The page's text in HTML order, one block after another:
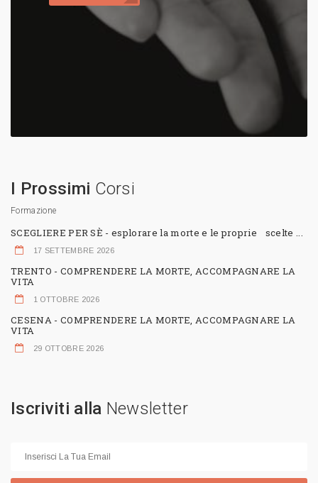
I Prossimi Corsi
Formazione
SCEGLIERE PER SÈ - esplorare la morte e le proprie scelte ...
17 SETTEMBRE 2026
TRENTO - COMPRENDERE LA MORTE, ACCOMPAGNARE LA
VITA
1 OTTOBRE 2026
CESENA - COMPRENDERE LA MORTE, ACCOMPAGNARE LA
VITA
29 OTTOBRE 2026
Iscriviti alla Newsletter